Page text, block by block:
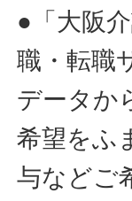
●「大阪
職・転職
データか
希望をふ
与などご